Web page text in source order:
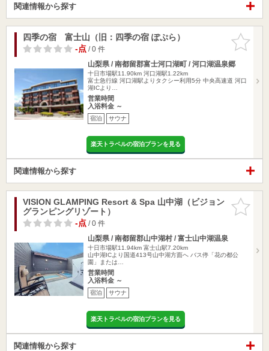
関連情報から探す
お気に入
りに追加
四季の宿 富士山（旧：四季の宿 ぽぷら）
-点/ 0 件
山梨県 / 南都留郡富士河口湖町 / 河口湖温泉郷
十日市場駅11.90km 河口湖駅1.22km
富士急行線 河口湖駅よりタクシー利用5分 中央高速道 河口
湖ICより…
営業時間
入浴料金 ～
宿泊 サウナ
楽天トラベルの宿泊プランを見る
関連情報から探す
お気に入
りに追加
VISION GLAMPING Resort & Spa 山中湖（ビジョン
グランピングリゾート）
-点/ 0 件
山梨県 / 南都留郡山中湖村 / 富士山中湖温泉
十日市場駅11.94km 富士山駅7.20km
山中湖ICより国道413号山中湖方面へ バス停「花の都公
園」または…
営業時間
入浴料金 ～
宿泊 サウナ
楽天トラベルの宿泊プランを見る
関連情報から探す